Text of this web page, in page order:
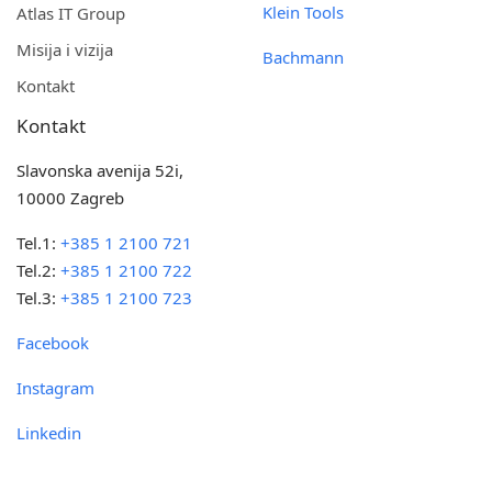
Atlas IT Group
Misija i vizija
Kontakt
Klein Tools
Bachmann
Kontakt
Slavonska avenija 52i,
10000 Zagreb
Tel.1:+385 1 2100 721
Tel.2:+385 1 2100 722
Tel.3:+385 1 2100 723
Facebook
Instagram
Linkedin